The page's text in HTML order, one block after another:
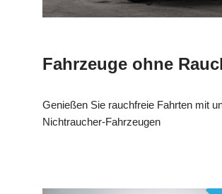
Fahrzeuge ohne
Genießen Sie rauchfreie Fahrten mit
Nichtraucher-Fahrzeugen